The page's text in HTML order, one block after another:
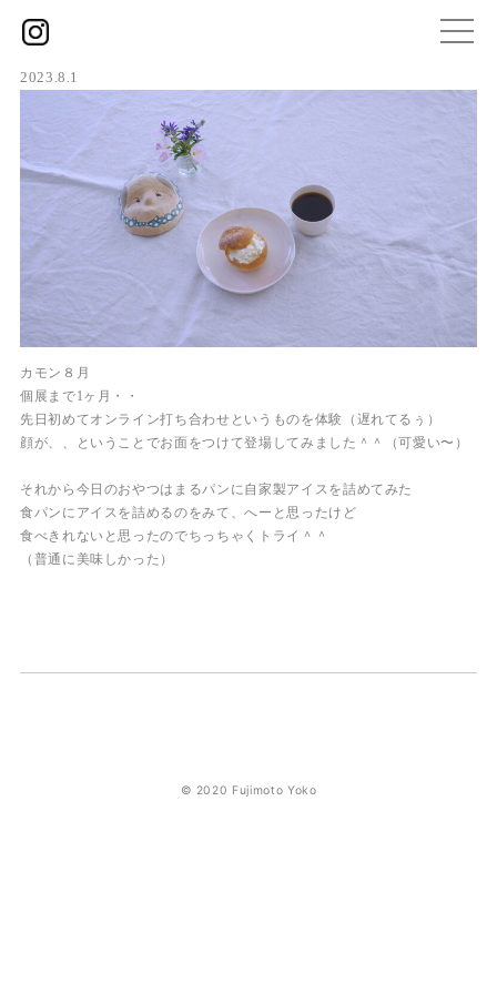
2023.8.1
カモン８月
個展まで1ヶ月・・
先日初めてオンライン打ち合わせというものを体験（遅れてるぅ）
顔が、、ということでお面をつけて登場してみました＾＾（可愛い〜）
それから今日のおやつはまるパンに自家製アイスを詰めてみた
食パンにアイスを詰めるのをみて、へーと思ったけど
食べきれないと思ったのでちっちゃくトライ＾＾
（普通に美味しかった）
© 2020 Fujimoto Yoko